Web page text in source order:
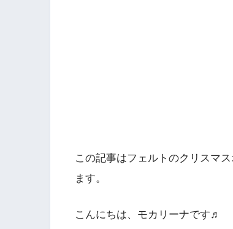
この記事はフェルトのクリスマス
ます。
こんにちは、モカリーナです♬